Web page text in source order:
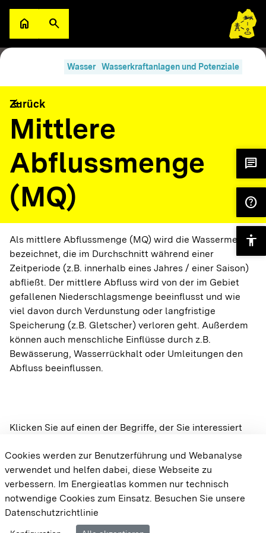
Zum Hauptinhalt springen
homeZur Startseite
searchSuche öffnen
filter_alt
A
Abfluss Q
A
Abschaltwindgeschwindigkeit
Abwärme/
Überschusswärme
Wärme
Wärmeversorgung
Wärmenetze
A
Abwärmepotenziale
A
A
A
Amortisationszeit
Wasserkraftanlagen und Potenziale
Wasser Wasserkraftanlagen und Potenziale
arrow_back
Zurück
Mittlere
Abflussmenge
(MQ)
Als mittlere Abflussmenge (MQ) wird die Wassermenge
bezeichnet, die im Durchschnitt während einer
Zeitperiode (z.B. innerhalb eines Jahres / einer Saison)
abfließt. Der mittlere Abfluss wird von der im Gebiet
gefallenen Niederschlagsmenge beeinflusst und wie
viel davon durch Verdunstung oder langfristige
Speicherung (z.B. Gletscher) verloren geht. Außerdem
können auch menschliche Einflüsse durch z.B.
Bewässerung, Wasserrückhalt oder Umleitungen den
Abfluss beeinflussen.
Klicken Sie auf einen der Begriffe, der Sie interessiert
dann an dieser Stelle angezeigt. Die Begriffe sind auch
im Energieatlas BW verlinkt, so dass Sie jederzeit
nachschauen können, was die Begriffe bedeuten.
chat
help
accessibility
Cookie-EinstellungenBarrierefreiheit
Cookies werden zur Benutzerführung und Webanalyse
verwendet und helfen dabei, diese Webseite zu
verbessern. Im Energieatlas kommen nur technisch
notwendige Cookies zum Einsatz. Besuchen Sie unsere
Datenschutzrichtlinie